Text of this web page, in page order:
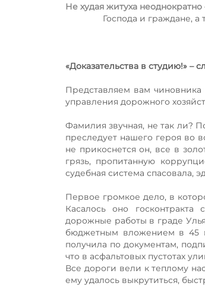
Не худая житуха
Господа и граждане,
«Доказательства в студию!»
Представляем вам чиновника
управления дорожного
Фамилия звучная, не так ли?
преследует нашего героя во
не прикоснется он, все в
грязь, пропитанную
судебная система спасовала,
Первое громкое дело, в
Касалось оно
дорожные работы в граде
бюджетным вложением в 45
получила по документам,
что в асфальтовых пустотах
Все дороги вели к теплому
ему удалось выкрутиться,